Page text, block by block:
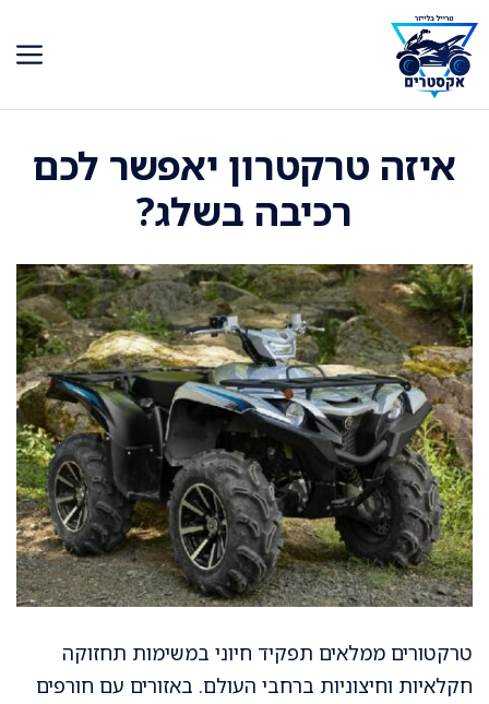
לדלג
לתוכן
איזה טרקטרון יאפשר לכם
רכיבה בשלג?
טרקטורים ממלאים תפקיד חיוני במשימות תחזוקה
חקלאיות וחיצוניות ברחבי העולם. באזורים עם חורפים